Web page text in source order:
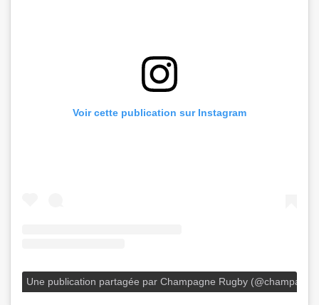
Voir cette publication sur Instagram
Une publication partagée par Champagne Rugby